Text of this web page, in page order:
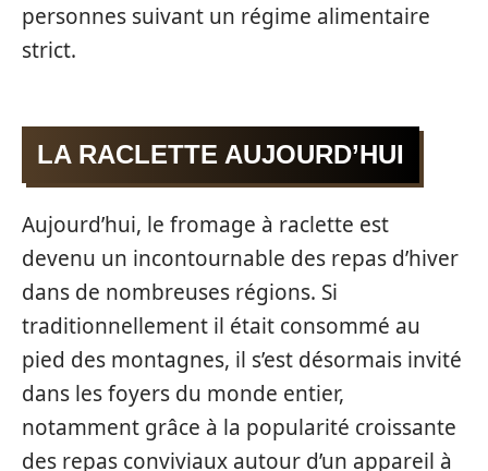
personnes suivant un régime alimentaire
strict.
LA RACLETTE AUJOURD’HUI
Aujourd’hui, le fromage à raclette est
devenu un incontournable des repas d’hiver
dans de nombreuses régions. Si
traditionnellement il était consommé au
pied des montagnes, il s’est désormais invité
dans les foyers du monde entier,
notamment grâce à la popularité croissante
des repas conviviaux autour d’un appareil à